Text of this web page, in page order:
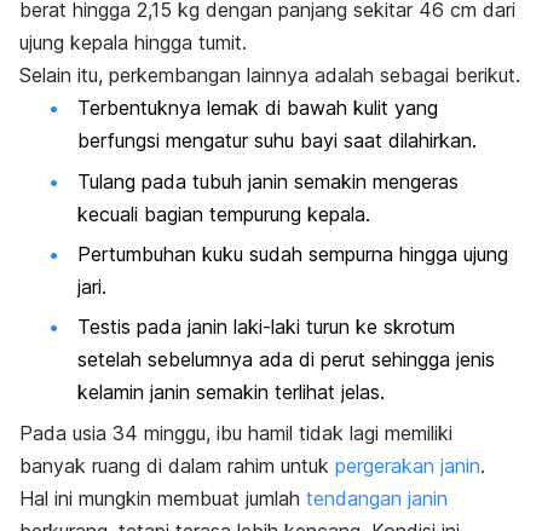
berat hingga 2,15 kg dengan panjang sekitar 46 cm dari
ujung kepala hingga tumit.
Selain itu, perkembangan lainnya adalah sebagai berikut.
Terbentuknya lemak di bawah kulit yang
berfungsi mengatur suhu bayi saat dilahirkan.
Tulang pada tubuh janin semakin mengeras
kecuali bagian tempurung kepala.
Pertumbuhan kuku sudah sempurna hingga ujung
jari.
Testis pada janin laki-laki turun ke skrotum
setelah sebelumnya ada di perut sehingga jenis
kelamin janin semakin terlihat jelas.
Pada usia 34 minggu, ibu hamil tidak lagi memiliki
banyak ruang di dalam rahim untuk pergerakan janin.
Hal ini mungkin membuat jumlah tendangan janin